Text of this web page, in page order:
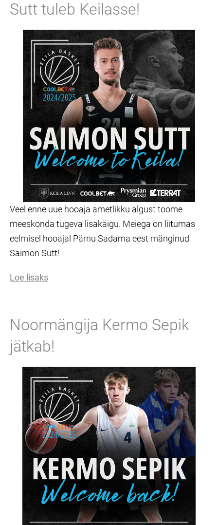
Sutt tuleb Keilasse!
Veel enne uue hooaja ametlikku algust toome
meeskonda tugeva lisakäigu. Meiega on liitumas
eelmisel hooajal Pärnu Sadama eest mänginud
Saimon Sutt!
Loe lisaks
Noormängija Kermo Sepik
jätkab!